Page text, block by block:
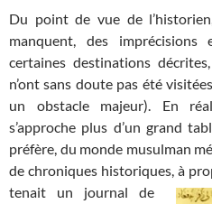
Du point de vue de
manquent, des imprécisions
certaines destinations
n’ont sans doute pas été
un obstacle majeur). En
s’approche plus d’un grand
préfère, du monde musulman
de chroniques historiques, à
tenait un journal de